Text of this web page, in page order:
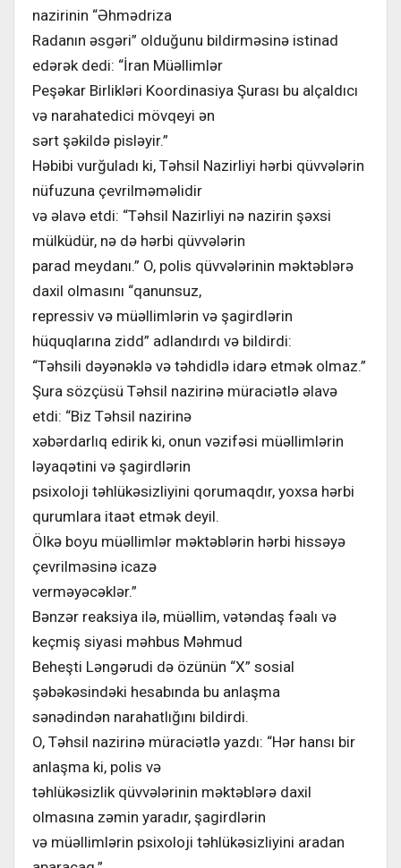
nazirinin “Əhmədriza
Radanın əsgəri” olduğunu bildirməsinə istinad
edərək dedi: “İran Müəllimlər
Peşəkar Birlikləri Koordinasiya Şurası bu alçaldıcı
və narahatedici mövqeyi ən
sərt şəkildə pisləyir.”
Həbibi vurğuladı ki, Təhsil Nazirliyi hərbi qüvvələrin
nüfuzuna çevrilməməlidir
və əlavə etdi: “Təhsil Nazirliyi nə nazirin şəxsi
mülküdür, nə də hərbi qüvvələrin
parad meydanı.” O, polis qüvvələrinin məktəblərə
daxil olmasını “qanunsuz,
repressiv və müəllimlərin və şagirdlərin
hüquqlarına zidd” adlandırdı və bildirdi:
“Təhsili dəyənəklə və təhdidlə idarə etmək olmaz.”
Şura sözçüsü Təhsil nazirinə müraciətlə əlavə
etdi: “Biz Təhsil nazirinə
xəbərdarlıq edirik ki, onun vəzifəsi müəllimlərin
ləyaqətini və şagirdlərin
psixoloji təhlükəsizliyini qorumaqdır, yoxsa hərbi
qurumlara itaət etmək deyil.
Ölkə boyu müəllimlər məktəblərin hərbi hissəyə
çevrilməsinə icazə
verməyəcəklər.”
Bənzər reaksiya ilə, müəllim, vətəndaş fəalı və
keçmiş siyasi məhbus Məhmud
Beheşti Ləngərudi də özünün “X” sosial
şəbəkəsindəki hesabında bu anlaşma
sənədindən narahatlığını bildirdi.
O, Təhsil nazirinə müraciətlə yazdı: “Hər hansı bir
anlaşma ki, polis və
təhlükəsizlik qüvvələrinin məktəblərə daxil
olmasına zəmin yaradır, şagirdlərin
və müəllimlərin psixoloji təhlükəsizliyini aradan